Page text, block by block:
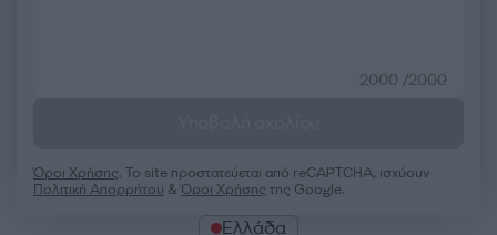
2000 /2000
Όροι Χρήσης. Το site προστατεύεται από reCAPTCHA, ισχύουν
Πολιτική Απορρήτου &Όροι Χρήσης της Google.
Ελλάδα